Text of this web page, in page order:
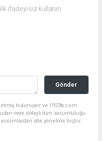
ifadeyi siz kullanın.
Gönder
etmiş bulunuyor ve 1923tv.com
veya dolaylı tüm sorumluluğu
yorumlardan site yönetimi hiçbir